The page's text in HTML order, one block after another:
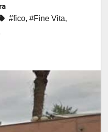
#fico, #Fine Vita,